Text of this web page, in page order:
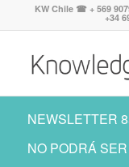
KW Chile ☎ + 569
+34
NEWSLETTER
NO PODRÁ